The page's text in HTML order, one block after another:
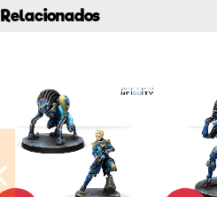
Relacionados